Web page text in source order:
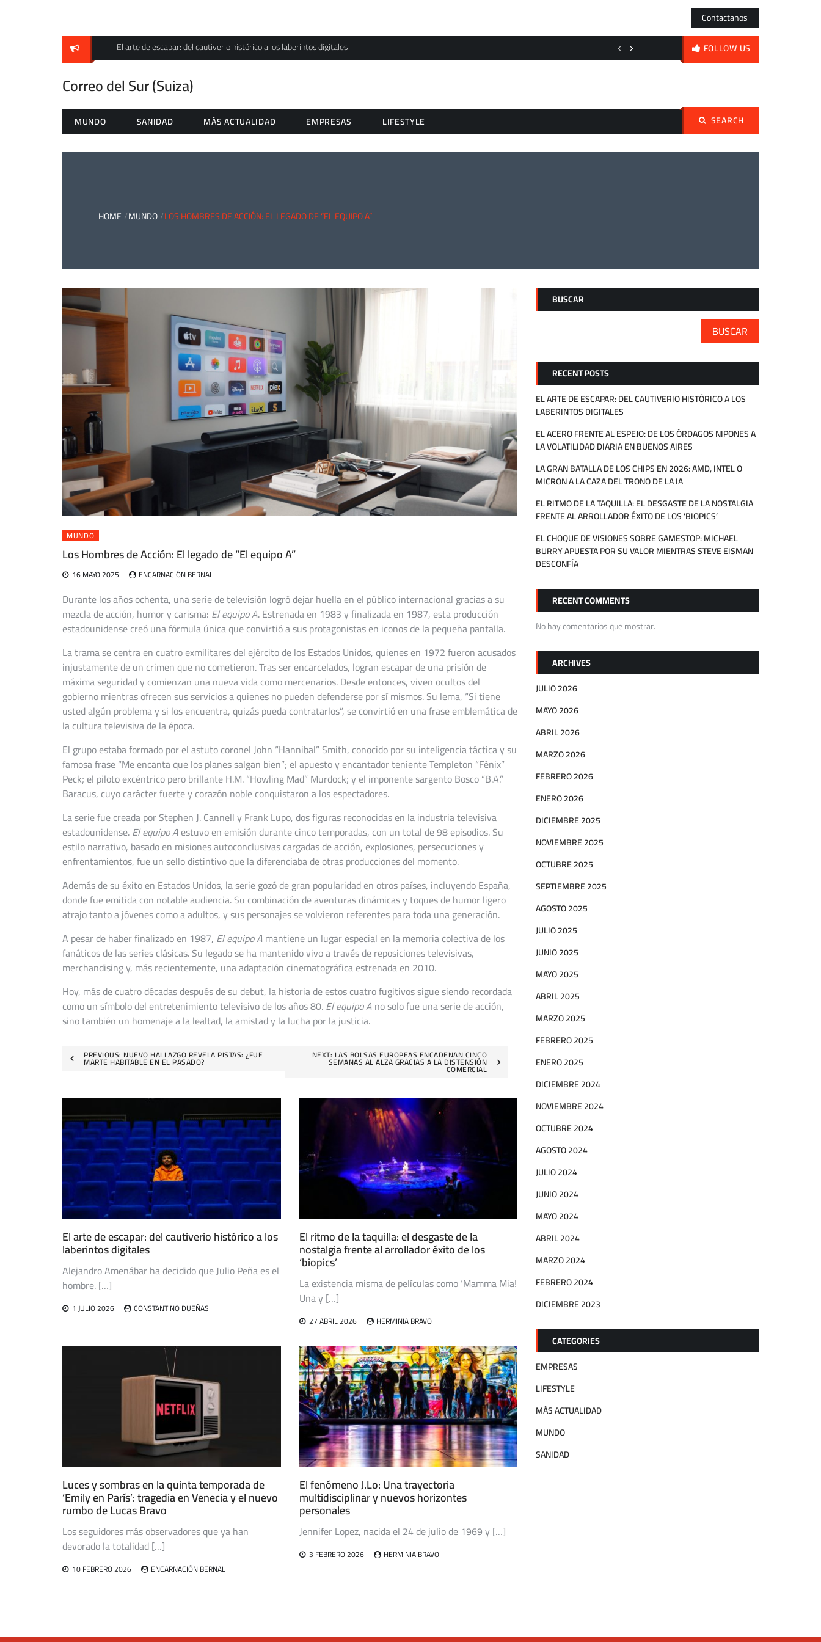
Contactanos
El arte de escapar: del cautiverio histórico a los laberintos digitales
El acero frente al espejo: de los órdagos nipones a la volatilidad diaria
FOLLOW US
Correo del Sur (Suiza)
MUNDO SANIDAD MÁS ACTUALIDAD EMPRESAS LIFESTYLE SEARCH
Buscar:
HOME MUNDO LOS HOMBRES DE ACCIÓN: EL LEGADO DE “EL EQUIPO A”
MUNDO
Los Hombres de Acción: El legado de “El equipo A”
16 MAYO 2025 ENCARNACIÓN BERNAL
Durante los años ochenta, una serie de televisión logró dejar huella en el público internacional gracias a su
mezcla de acción, humor y carisma: El equipo A. Estrenada en 1983 y finalizada en 1987, esta producción
estadounidense creó una fórmula única que convirtió a sus protagonistas en iconos de la pequeña pantalla.
La trama se centra en cuatro exmilitares del ejército de los Estados Unidos, quienes en 1972 fueron acusados
injustamente de un crimen que no cometieron. Tras ser encarcelados, logran escapar de una prisión de
máxima seguridad y comienzan una nueva vida como mercenarios. Desde entonces, viven ocultos del
gobierno mientras ofrecen sus servicios a quienes no pueden defenderse por sí mismos. Su lema, “Si tiene
usted algún problema y si los encuentra, quizás pueda contratarlos”, se convirtió en una frase emblemática de
la cultura televisiva de la época.
El grupo estaba formado por el astuto coronel John “Hannibal” Smith, conocido por su inteligencia táctica y su
famosa frase “Me encanta que los planes salgan bien”; el apuesto y encantador teniente Templeton “Fénix”
Peck; el piloto excéntrico pero brillante H.M. “Howling Mad” Murdock; y el imponente sargento Bosco “B.A.”
Baracus, cuyo carácter fuerte y corazón noble conquistaron a los espectadores.
La serie fue creada por Stephen J. Cannell y Frank Lupo, dos figuras reconocidas en la industria televisiva
estadounidense.El equipo Aestuvo en emisión durante cinco temporadas, con un total de 98 episodios. Su
estilo narrativo, basado en misiones autoconclusivas cargadas de acción, explosiones, persecuciones y
enfrentamientos, fue un sello distintivo que la diferenciaba de otras producciones del momento.
Además de su éxito en Estados Unidos, la serie gozó de gran popularidad en otros países, incluyendo España,
donde fue emitida con notable audiencia. Su combinación de aventuras dinámicas y toques de humor ligero
atrajo tanto a jóvenes como a adultos, y sus personajes se volvieron referentes para toda una generación.
A pesar de haber finalizado en 1987, El equipo A mantiene un lugar especial en la memoria colectiva de los
fanáticos de las series clásicas. Su legado se ha mantenido vivo a través de reposiciones televisivas,
merchandising y, más recientemente, una adaptación cinematográfica estrenada en 2010.
Hoy, más de cuatro décadas después de su debut, la historia de estos cuatro fugitivos sigue siendo recordada
como un símbolo del entretenimiento televisivo de los años 80.El equipo A no solo fue una serie de acción,
sino también un homenaje a la lealtad, la amistad y la lucha por la justicia.
Navegación
entradas
PREVIOUS: NUEVO HALLAZGO REVELA PISTAS: ¿FUE
MARTE HABITABLE EN EL PASADO?
NEXT: LAS BOLSAS EUROPEAS ENCADENAN CINCO
SEMANAS AL ALZA GRACIAS A LA DISTENSIÓN
COMERCIAL
El arte de escapar: del cautiverio histórico a los
laberintos digitales
Alejandro Amenábar ha decidido que Julio Peña es el
hombre. […]
1 JULIO 2026 CONSTANTINO DUEÑAS
El ritmo de la taquilla: el desgaste de la
nostalgia frente al arrollador éxito de los
‘biopics’
La existencia misma de películas como ‘Mamma Mia!
Una y […]
27 ABRIL 2026 HERMINIA BRAVO
Luces y sombras en la quinta temporada de
‘Emily en París’: tragedia en Venecia y el nuevo
rumbo de Lucas Bravo
Los seguidores más observadores que ya han
devorado la totalidad […]
10 FEBRERO 2026 ENCARNACIÓN BERNAL
El fenómeno J.Lo: Una trayectoria
multidisciplinar y nuevos horizontes
personales
Jennifer Lopez, nacida el 24 de julio de 1969 y […]
3 FEBRERO 2026 HERMINIA BRAVO
BUSCAR
BUSCAR
RECENT POSTS
EL ARTE DE ESCAPAR: DEL CAUTIVERIO HISTÓRICO A LOS
LABERINTOS DIGITALES
EL ACERO FRENTE AL ESPEJO: DE LOS ÓRDAGOS NIPONES A
LA VOLATILIDAD DIARIA EN BUENOS AIRES
LA GRAN BATALLA DE LOS CHIPS EN 2026: AMD, INTEL O
MICRON A LA CAZA DEL TRONO DE LA IA
EL RITMO DE LA TAQUILLA: EL DESGASTE DE LA NOSTALGIA
FRENTE AL ARROLLADOR ÉXITO DE LOS ‘BIOPICS’
EL CHOQUE DE VISIONES SOBRE GAMESTOP: MICHAEL
BURRY APUESTA POR SU VALOR MIENTRAS STEVE EISMAN
DESCONFÍA
RECENT COMMENTS
No hay comentarios que mostrar.
ARCHIVES
JULIO 2026
MAYO 2026
ABRIL 2026
MARZO 2026
FEBRERO 2026
ENERO 2026
DICIEMBRE 2025
NOVIEMBRE 2025
OCTUBRE 2025
SEPTIEMBRE 2025
AGOSTO 2025
JULIO 2025
JUNIO 2025
MAYO 2025
ABRIL 2025
MARZO 2025
FEBRERO 2025
ENERO 2025
DICIEMBRE 2024
NOVIEMBRE 2024
OCTUBRE 2024
AGOSTO 2024
JULIO 2024
JUNIO 2024
MAYO 2024
ABRIL 2024
MARZO 2024
FEBRERO 2024
DICIEMBRE 2023
CATEGORIES
EMPRESAS
LIFESTYLE
MÁS ACTUALIDAD
MUNDO
SANIDAD